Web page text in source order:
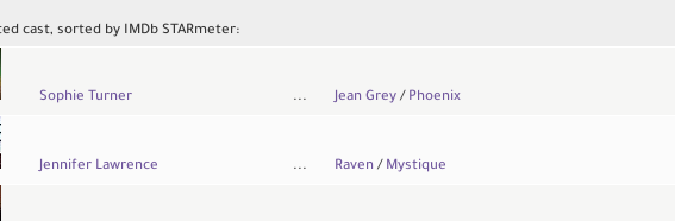
cast, sorted by IMDb STARmeter:
Sophie Turner ... Jean Grey / Phoenix
Jennifer Lawrence ... Raven / Mystique